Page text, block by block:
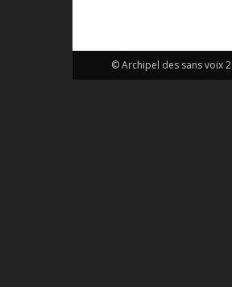
© Archipel des sans voix